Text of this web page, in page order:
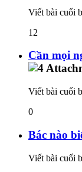
Viết bài cuối
12
Cần mọi
Viết bài cuối
0
Bác nào
Viết bài cuối